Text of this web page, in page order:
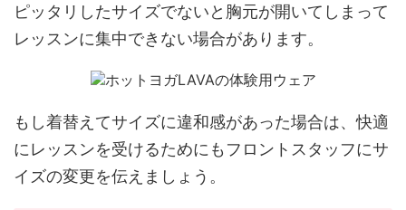
ピッタリしたサイズでないと胸元が開いてしまって
レッスンに集中できない場合があります。
もし着替えてサイズに違和感があった場合は、快適
にレッスンを受けるためにもフロントスタッフにサ
イズの変更を伝えましょう。